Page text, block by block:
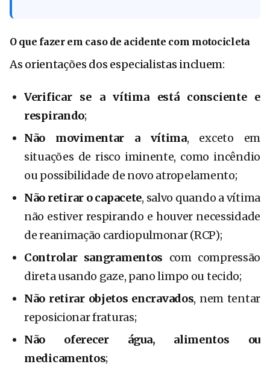
O que fazer em caso de acidente com motocicleta
As orientações dos especialistas incluem:
Verificar se a vítima está consciente e
respirando;
Não movimentar a vítima, exceto em
situações de risco iminente, como incêndio
ou possibilidade de novo atropelamento;
Não retirar o capacete, salvo quando a vítima
não estiver respirando e houver necessidade
de reanimação cardiopulmonar (RCP);
Controlar sangramentos com compressão
direta usando gaze, pano limpo ou tecido;
Não retirar objetos encravados, nem tentar
reposicionar fraturas;
Não oferecer água, alimentos ou
medicamentos;